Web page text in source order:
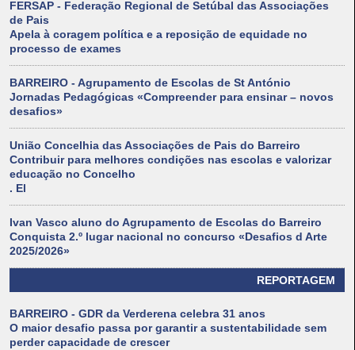
FERSAP - Federação Regional de Setúbal das Associações
de Pais
Apela à coragem política e a reposição de equidade no
processo de exames
BARREIRO - Agrupamento de Escolas de St António
Jornadas Pedagógicas «Compreender para ensinar – novos
desafios»
União Concelhia das Associações de Pais do Barreiro
Contribuir para melhores condições nas escolas e valorizar
educação no Concelho
. El
Ivan Vasco aluno do Agrupamento de Escolas do Barreiro
Conquista 2.º lugar nacional no concurso «Desafios d Arte
2025/2026»
REPORTAGEM
BARREIRO - GDR da Verderena celebra 31 anos
O maior desafio passa por garantir a sustentabilidade sem
perder capacidade de crescer